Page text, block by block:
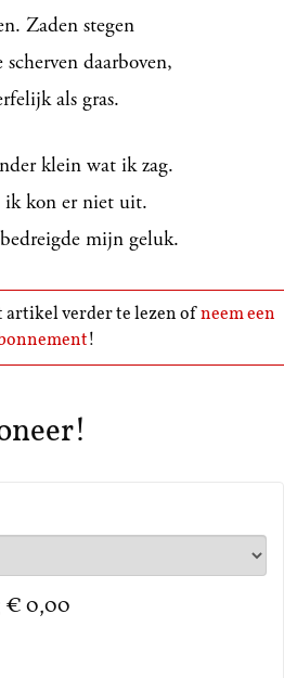
Zaden stegen
daarboven,
als gras.
klein wat ik zag.
ik kon er niet uit.
mijn geluk.
artikel verder te lezen ofneem een
!
€ 0,00